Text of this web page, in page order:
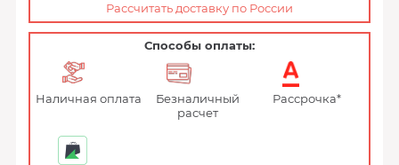
Рассчитать доставку по России
Способы оплаты:
Наличная оплата
Безналичный
расчет
Рассрочка*